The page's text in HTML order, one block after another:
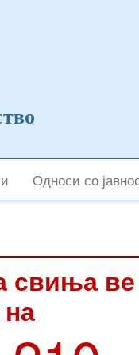
Односи со
свиња